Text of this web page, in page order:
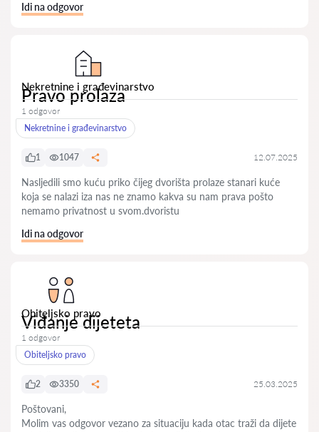
Idi na odgovor
Nekretnine i građevinarstvo
Pravo prolaza
1 odgovor
Nekretnine i građevinarstvo
1 1047 12.07.2025
Nasljedili smo kuću priko čijeg dvorišta prolaze stanari kuće
koja se nalazi iza nas ne znamo kakva su nam prava pošto
nemamo privatnost u svom.dvoristu
Idi na odgovor
Obiteljsko pravo
Viđanje dijeteta
1 odgovor
Obiteljsko pravo
2 3350 25.03.2025
Poštovani,
Molim vas odgovor vezano za situaciju kada otac traži da dijete